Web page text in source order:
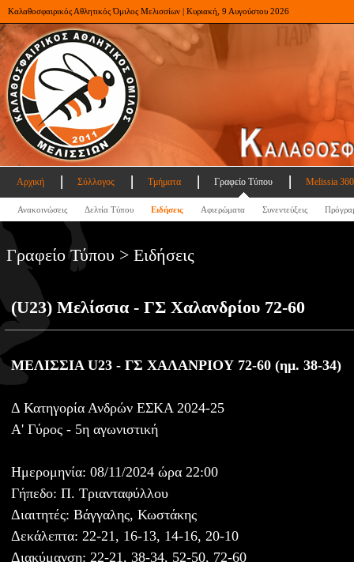
Καλαθοσφαιρικός Αθλητικός Όμιλος Μελισσίων | Κυριακή, 9 Αυγούστου 2026
Αρχική Σύλλογος Τμήματα Γραφείο Τύπου Melissia
Ανακοινώσεις Δελτία Τύπου Ειδήσεις Αφιερώματα Συνεντεύξεις
Γραφείο Τύπου > Ειδήσεις
(U23) Μελίσσια - ΓΣ Χαλανδρίου 72-60
ΜΕΛΙΣΣΙΑ U23 - ΓΣ ΧΑΛΑΝΡΙΟΥ 72-60 (ημ. 38-34)
Δ Κατηγορία Ανδρών ΕΣΚΑ 2024-25
Α' Γύρος - 5η αγωνιστική
Ημερομηνία: 08/11/2024 ώρα 22:00
Γήπεδο: Π. Τριανταφύλλου
Διαιτητές: Βάγγαλης, Κωστάκης
Δεκάλεπτα: 22-21, 16-13, 14-16, 20-10
Διακύμανση: 22-21, 38-34, 52-50, 72-60